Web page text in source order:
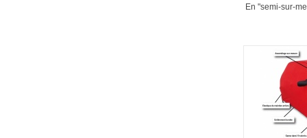
En "semi-sur-